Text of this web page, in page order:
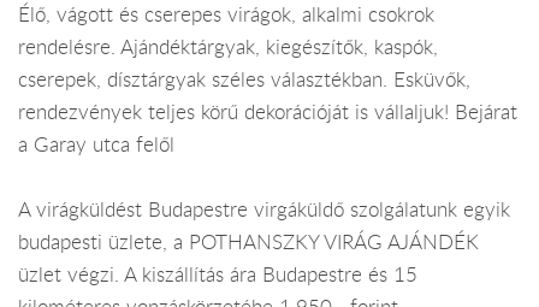
Élő, vágott és cserepes virágok, alkalmi csokrok
rendelésre. Ajándéktárgyak, kiegészítők, kaspók,
cserepek, dísztárgyak széles választékban. Esküvők,
rendezvények teljes körű dekorációját is vállaljuk! Bejárat
a Garay utca felől
A virágküldést Budapestre virgáküldő szolgálatunk egyik
budapesti üzlete, a POTHANSZKY VIRÁG AJÁNDÉK
üzlet végzi. A kiszállítás ára Budapestre és 15